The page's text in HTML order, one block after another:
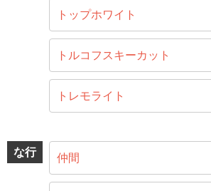
トップホワイト
トルコフスキーカット
トレモライト
な行 仲間